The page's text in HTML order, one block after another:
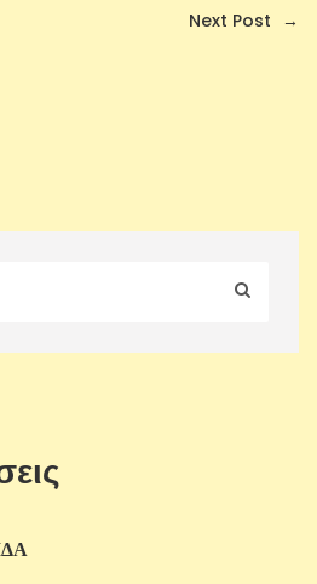
Next Post →